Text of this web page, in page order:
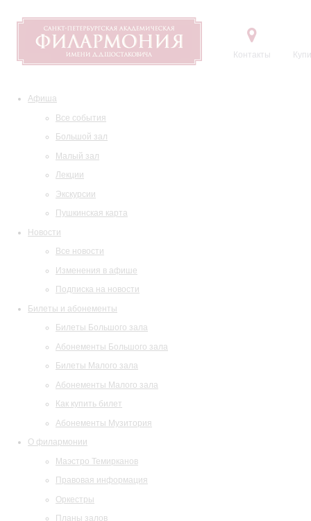
Контакты
Афиша
Все события
Большой зал
Малый зал
Лекции
Экскурсии
Пушкинская карта
Новости
Все новости
Изменения в афише
Подписка на новости
Билеты и абонементы
Билеты Большого зала
Абонементы Большого зала
Билеты Малого зала
Абонементы Малого зала
Как купить билет
Абонементы Музитория
О филармонии
Маэстро Темирканов
Правовая информация
Оркестры
Планы залов